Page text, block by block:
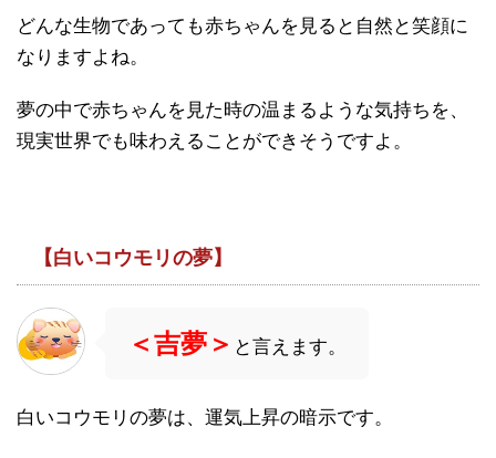
どんな生物であっても赤ちゃんを見ると自然と笑顔に
なりますよね。
夢の中で赤ちゃんを見た時の温まるような気持ちを、
現実世界でも味わえることができそうですよ。
【白いコウモリの夢】
＜吉夢＞ と言えます。
白いコウモリの夢は、運気上昇の暗示です。